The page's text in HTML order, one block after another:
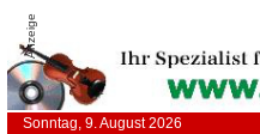
Anzeige
Sonntag, 9. August 2026